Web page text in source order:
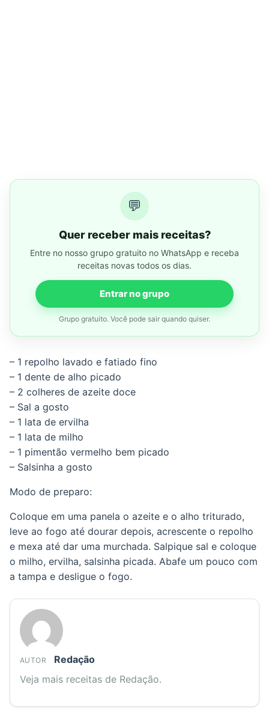
💬
Quer receber mais receitas?
Entre no nosso grupo gratuito no WhatsApp e receba
receitas novas todos os dias.
Entrar no grupo
Grupo gratuito. Você pode sair quando quiser.
– 1 repolho lavado e fatiado fino
– 1 dente de alho picado
– 2 colheres de azeite doce
– Sal a gosto
– 1 lata de ervilha
– 1 lata de milho
– 1 pimentão vermelho bem picado
– Salsinha a gosto
Modo de preparo:
Coloque em uma panela o azeite e o alho triturado,
leve ao fogo até dourar depois, acrescente o repolho
e mexa até dar uma murchada. Salpique sal e coloque
o milho, ervilha, salsinha picada. Abafe um pouco com
a tampa e desligue o fogo.
AUTOR
Redação
Veja mais receitas de Redação.